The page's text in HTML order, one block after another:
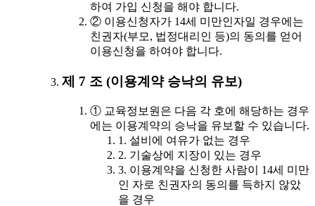
하여 가입 신청을 해야 합니다.
② 이용신청자가 14세 미만인자일 경우에는
친권자(부모, 법정대리인 등)의 동의를 얻어
이용신청을 하여야 합니다.
제 7 조 (이용계약 승낙의 유보)
① 교육정보원은 다음 각 호에 해당하는 경우
에는 이용계약의 승낙을 유보할 수 있습니다.
1. 설비에 여유가 없는 경우
2. 기술상에 지장이 있는 경우
3. 이용계약을 신청한 사람이 14세 미만
인 자로 친권자의 동의를 득하지 않았
을 경우